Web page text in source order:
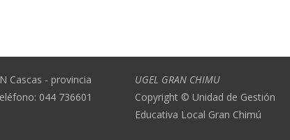
Cascas - provincia
044 736601
UGEL GRAN CHIMU
Copyright © Unidad de Gestión
Educativa Local Gran Chimú